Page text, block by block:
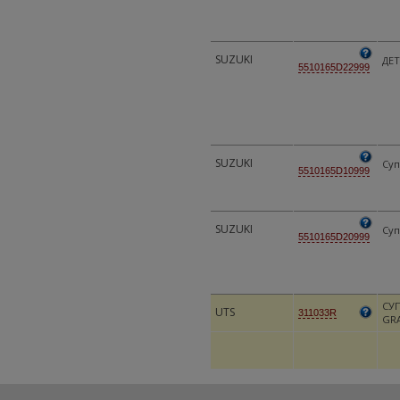
SUZUKI 5510165D22999
SUZUKI 5510165D10999
SUZUKI 5510165D20999
UTS 311033R